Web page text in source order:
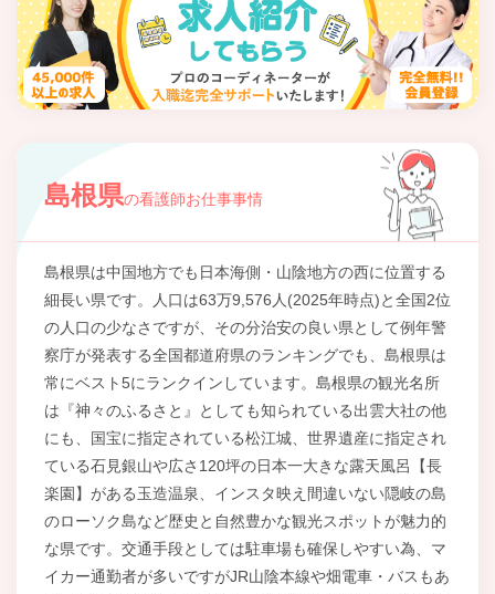
島根県の看護師お仕事事情
島根県は中国地方でも日本海側・山陰地方の西に位置する
細長い県です。人口は63万9,576人(2025年時点)と全国2位
の人口の少なさですが、その分治安の良い県として例年警
察庁が発表する全国都道府県のランキングでも、島根県は
常にベスト5にランクインしています。島根県の観光名所
は『神々のふるさと』としても知られている出雲大社の他
にも、国宝に指定されている松江城、世界遺産に指定され
ている石見銀山や広さ120坪の日本一大きな露天風呂【長
楽園】がある玉造温泉、インスタ映え間違いない隠岐の島
のローソク島など歴史と自然豊かな観光スポットが魅力的
な県です。交通手段としては駐車場も確保しやすい為、マ
イカー通勤者が多いですがJR山陰本線や畑電車・バスもあ